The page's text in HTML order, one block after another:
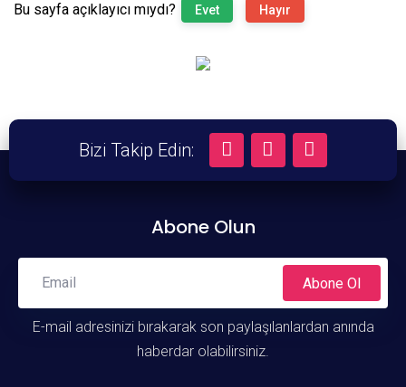
Bu sayfa açıklayıcı mıydı? Evet Hayır
Bizi Takip Edin:
Abone Olun
Abone Ol
E-mail adresinizi bırakarak son paylaşılanlardan anında
haberdar olabilirsiniz.